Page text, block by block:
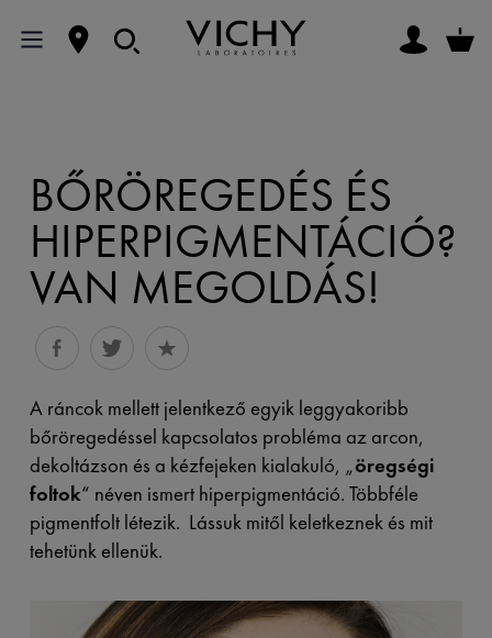
BŐRÖREGEDÉS ÉS
HIPERPIGMENTÁCIÓ?
VAN MEGOLDÁS!
A ráncok mellett jelentkező egyik leggyakoribb
bőröregedéssel kapcsolatos probléma az arcon,
dekoltázson és a kézfejeken kialakuló, „öregségi
foltok“ néven ismert hiperpigmentáció. Többféle
pigmentfolt létezik. Lássuk mitől keletkeznek és mit
tehetünk ellenük.